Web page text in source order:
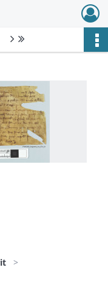
Page suivante : 1/32